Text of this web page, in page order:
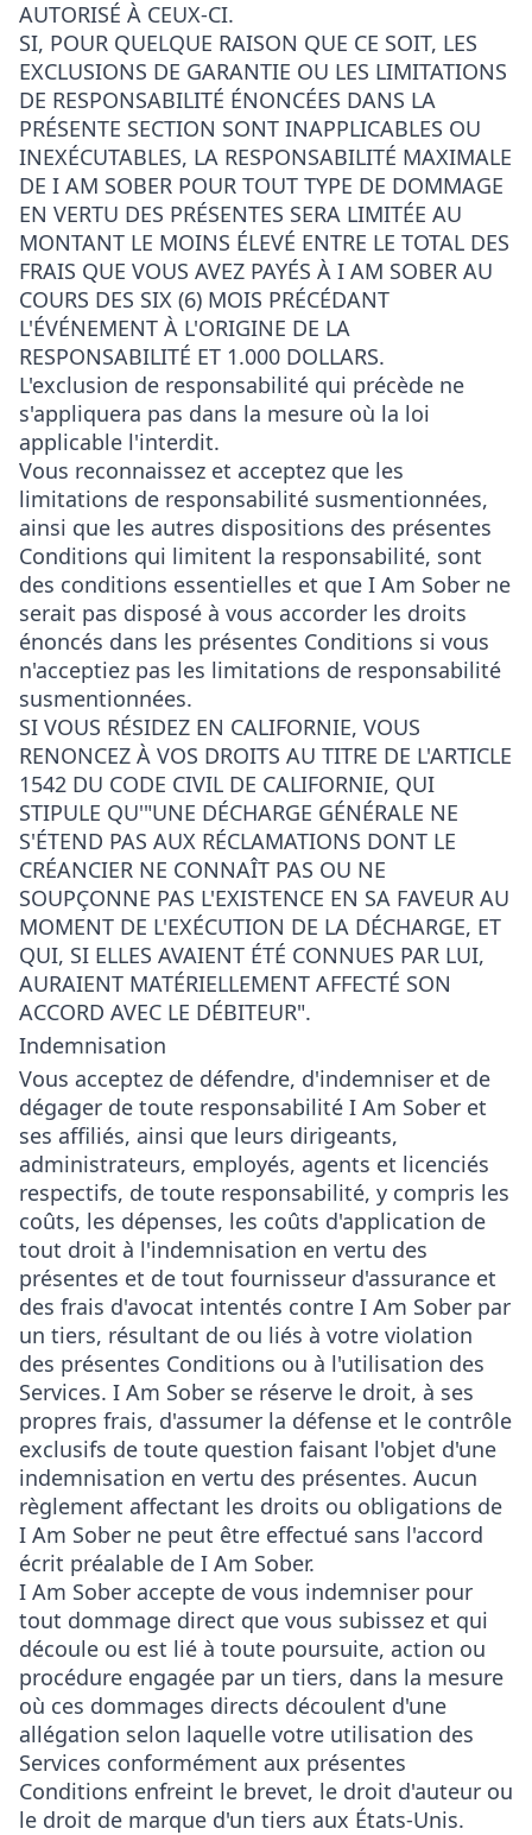
AUTORISÉ À CEUX-CI.
SI, POUR QUELQUE RAISON QUE CE SOIT, LES
EXCLUSIONS DE GARANTIE OU LES LIMITATIONS
DE RESPONSABILITÉ ÉNONCÉES DANS LA
PRÉSENTE SECTION SONT INAPPLICABLES OU
INEXÉCUTABLES, LA RESPONSABILITÉ MAXIMALE
DE I AM SOBER POUR TOUT TYPE DE DOMMAGE
EN VERTU DES PRÉSENTES SERA LIMITÉE AU
MONTANT LE MOINS ÉLEVÉ ENTRE LE TOTAL DES
FRAIS QUE VOUS AVEZ PAYÉS À I AM SOBER AU
COURS DES SIX (6) MOIS PRÉCÉDANT
L'ÉVÉNEMENT À L'ORIGINE DE LA
RESPONSABILITÉ ET 1.000 DOLLARS.
L'exclusion de responsabilité qui précède ne
s'appliquera pas dans la mesure où la loi
applicable l'interdit.
Vous reconnaissez et acceptez que les
limitations de responsabilité susmentionnées,
ainsi que les autres dispositions des présentes
Conditions qui limitent la responsabilité, sont
des conditions essentielles et que I Am Sober ne
serait pas disposé à vous accorder les droits
énoncés dans les présentes Conditions si vous
n'acceptiez pas les limitations de responsabilité
susmentionnées.
SI VOUS RÉSIDEZ EN CALIFORNIE, VOUS
RENONCEZ À VOS DROITS AU TITRE DE L'ARTICLE
1542 DU CODE CIVIL DE CALIFORNIE, QUI
STIPULE QU'"UNE DÉCHARGE GÉNÉRALE NE
S'ÉTEND PAS AUX RÉCLAMATIONS DONT LE
CRÉANCIER NE CONNAÎT PAS OU NE
SOUPÇONNE PAS L'EXISTENCE EN SA FAVEUR AU
MOMENT DE L'EXÉCUTION DE LA DÉCHARGE, ET
QUI, SI ELLES AVAIENT ÉTÉ CONNUES PAR LUI,
AURAIENT MATÉRIELLEMENT AFFECTÉ SON
ACCORD AVEC LE DÉBITEUR".
Indemnisation
Vous acceptez de défendre, d'indemniser et de
dégager de toute responsabilité I Am Sober et
ses affiliés, ainsi que leurs dirigeants,
administrateurs, employés, agents et licenciés
respectifs, de toute responsabilité, y compris les
coûts, les dépenses, les coûts d'application de
tout droit à l'indemnisation en vertu des
présentes et de tout fournisseur d'assurance et
des frais d'avocat intentés contre I Am Sober par
un tiers, résultant de ou liés à votre violation
des présentes Conditions ou à l'utilisation des
Services. I Am Sober se réserve le droit, à ses
propres frais, d'assumer la défense et le contrôle
exclusifs de toute question faisant l'objet d'une
indemnisation en vertu des présentes. Aucun
règlement affectant les droits ou obligations de
I Am Sober ne peut être effectué sans l'accord
écrit préalable de I Am Sober.
I Am Sober accepte de vous indemniser pour
tout dommage direct que vous subissez et qui
découle ou est lié à toute poursuite, action ou
procédure engagée par un tiers, dans la mesure
où ces dommages directs découlent d'une
allégation selon laquelle votre utilisation des
Services conformément aux présentes
Conditions enfreint le brevet, le droit d'auteur ou
le droit de marque d'un tiers aux États-Unis.